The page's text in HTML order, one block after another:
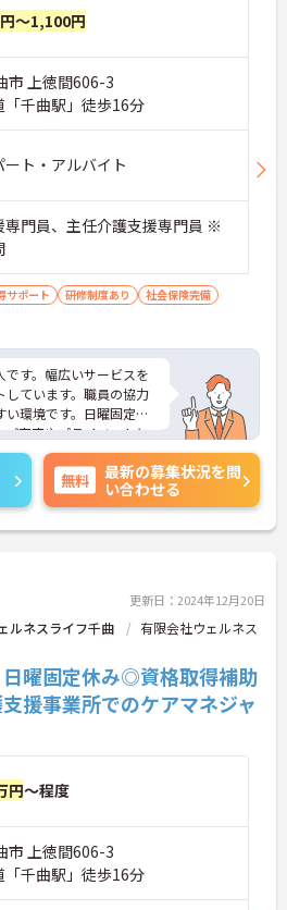
～1,100円
市 上徳間606-3
「千曲駅」徒歩16分
ト・アルバイト
門員、主任介護支援専門員 ※
サポート 研修制度あり
社会保険完備
す。幅広いサービスを
ています。職員の協力
環境です。日曜固定休
家庭やプライベートと
ます。ご興味ある方に
さらに詳細をお話しい
談ください！
無料
最新の募集状況を問
い合わせる
更新日：2024年12月20日
ルネスライフ千曲
有限会社ウェルネス
日曜固定休み◎資格取得補助
援事業所でのケアマネジャ
円～程度
市 上徳間606-3
「千曲駅」徒歩16分